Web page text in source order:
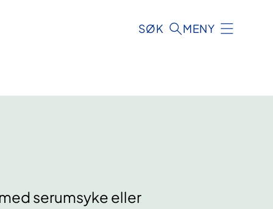
SØK MENY
serumsyke eller